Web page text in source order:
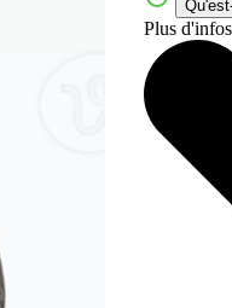
Plus d'infos